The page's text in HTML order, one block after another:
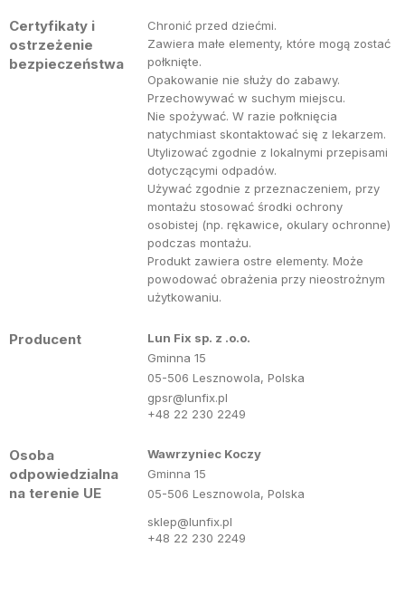
Certyfikaty i
ostrzeżenie
bezpieczeństwa
Chronić przed dziećmi.
Zawiera małe elementy, które mogą zostać
połknięte.
Opakowanie nie służy do zabawy.
Przechowywać w suchym miejscu.
Nie spożywać. W razie połknięcia
natychmiast skontaktować się z lekarzem.
Utylizować zgodnie z lokalnymi przepisami
dotyczącymi odpadów.
Używać zgodnie z przeznaczeniem, przy
montażu stosować środki ochrony
osobistej (np. rękawice, okulary ochronne)
podczas montażu.
Produkt zawiera ostre elementy. Może
powodować obrażenia przy nieostrożnym
użytkowaniu.
Producent
Lun Fix sp. z .o.o.
Gminna 15
05-506 Lesznowola, Polska
gpsr@lunfix.pl
+48 22 230 2249
Osoba
odpowiedzialna
na terenie UE
Wawrzyniec Koczy
Gminna 15
05-506 Lesznowola, Polska
sklep@lunfix.pl
+48 22 230 2249